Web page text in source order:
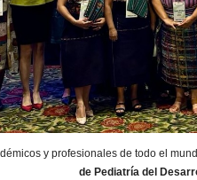
y profesionales de todo el
de Pediatría del